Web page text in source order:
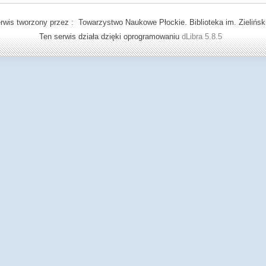
tworzony przez : Towarzystwo Naukowe Płockie. Biblioteka im.
Ten serwis działa dzięki oprogramowaniu dLibra 5.8.5